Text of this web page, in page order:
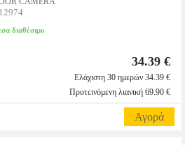
διαθέσιμο
34.39 €
Ελάχιστη 30 ημερών 34.39 €
Προτεινόμενη λιανική 69.90 €
Αγορά